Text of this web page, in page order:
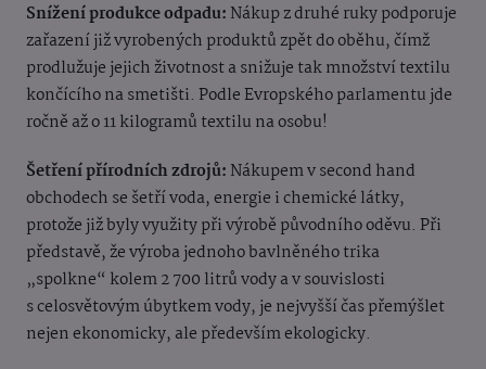
Snížení produkce odpadu: Nákup z druhé ruky podporuje
zařazení již vyrobených produktů zpět do oběhu, čímž
prodlužuje jejich životnost a snižuje tak množství textilu
končícího na smetišti. Podle Evropského parlamentu jde
ročně až o 11 kilogramů textilu na osobu!
Šetření přírodních zdrojů: Nákupem v second hand
obchodech se šetří voda, energie i chemické látky,
protože již byly využity při výrobě původního oděvu. Při
představě, že výroba jednoho bavlněného trika
„spolkne“ kolem 2 700 litrů vody a v souvislosti
s celosvětovým úbytkem vody, je nejvyšší čas přemýšlet
nejen ekonomicky, ale především ekologicky.